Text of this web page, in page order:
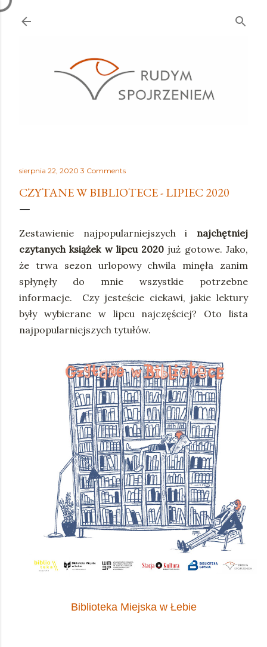
sierpnia 22, 2020 3 Comments
CZYTANE W BIBLIOTECE - LIPIEC 2020
Zestawienie najpopularniejszych i najchętniej
czytanych książek w lipcu 2020 już gotowe. Jako,
że trwa sezon urlopowy chwila minęła zanim
spłynęły do mnie wszystkie potrzebne
informacje. Czy jesteście ciekawi, jakie lektury
były wybierane w lipcu najczęściej? Oto lista
najpopularniejszych tytułów.
Biblioteka Miejska w Łebie